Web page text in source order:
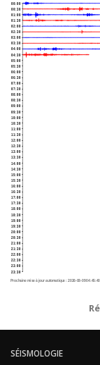
00:00
00:30
01:00
01:30
02:00
02:30
03:00
03:30
04:00
04:30
05:00
05:30
06:00
06:30
07:00
07:30
08:00
08:30
09:00
09:30
10:00
10:30
11:00
11:30
12:00
12:30
13:00
13:30
14:00
14:30
15:00
15:30
16:00
16:30
17:00
17:30
18:00
18:30
19:00
19:30
20:00
20:30
21:00
21:30
22:00
22:30
23:00
23:30
Prochaine mise à jour automatique :2026-08-09 04:45:40
SÉISMOLOGIE